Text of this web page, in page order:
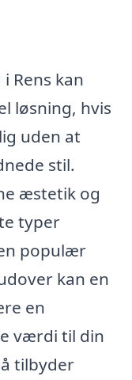
Rens kan
løsning, hvis
uden at
stil.
æstetik og
typer
populær
kan en
en
værdi til din
tilbyder